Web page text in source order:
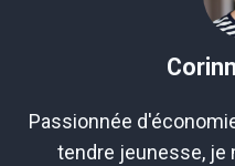
Passionnée
tendre jeunesse, je